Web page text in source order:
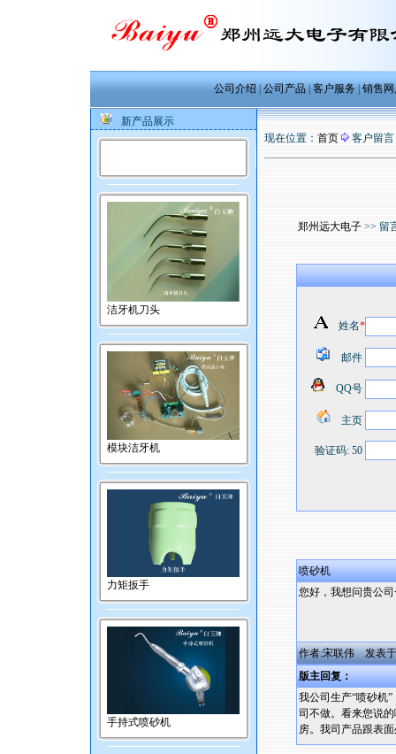
公司介绍|公司产品|客户服务|销售
新产品展示
洁牙机刀头
模块洁牙机
力矩扳手
手持式喷砂机
现在位置： 首页 客户留言
郑州远大电子>> 留
姓名*
邮件
QQ号
主页
验证码: 50
喷砂机
您好，我想问贵公
作者:宋联伟 发表于
版主回复：
我公司生产“喷砂机
司不做。看来您说
房。我司产品跟表